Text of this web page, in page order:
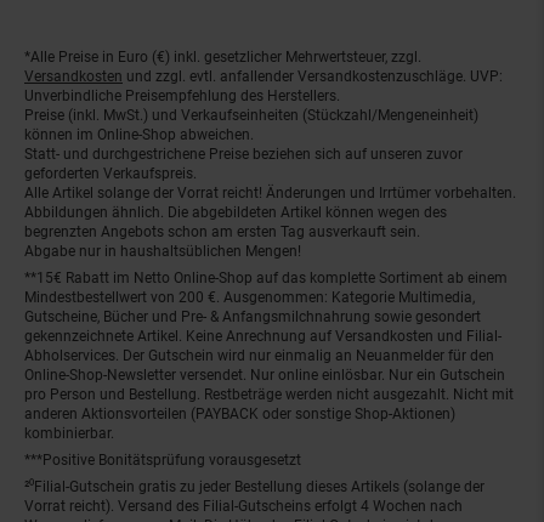
Fußnoten
*Alle Preise in Euro (€) inkl. gesetzlicher Mehrwertsteuer, zzgl.
Versandkosten und zzgl. evtl. anfallender Versandkostenzuschläge. UVP:
Unverbindliche Preisempfehlung des Herstellers.
Preise (inkl. MwSt.) und Verkaufseinheiten (Stückzahl/Mengeneinheit)
können im Online-Shop abweichen.
Statt- und durchgestrichene Preise beziehen sich auf unseren zuvor
geforderten Verkaufspreis.
Alle Artikel solange der Vorrat reicht! Änderungen und Irrtümer vorbehalten.
Abbildungen ähnlich. Die abgebildeten Artikel können wegen des
begrenzten Angebots schon am ersten Tag ausverkauft sein.
Abgabe nur in haushaltsüblichen Mengen!
**15€ Rabatt im Netto Online-Shop auf das komplette Sortiment ab einem
Mindestbestellwert von 200 €. Ausgenommen: Kategorie Multimedia,
Gutscheine, Bücher und Pre- & Anfangsmilchnahrung sowie gesondert
gekennzeichnete Artikel. Keine Anrechnung auf Versandkosten und Filial-
Abholservices. Der Gutschein wird nur einmalig an Neuanmelder für den
Online-Shop-Newsletter versendet. Nur online einlösbar. Nur ein Gutschein
pro Person und Bestellung. Restbeträge werden nicht ausgezahlt. Nicht mit
anderen Aktionsvorteilen (PAYBACK oder sonstige Shop-Aktionen)
kombinierbar.
***Positive Bonitätsprüfung vorausgesetzt
²⁰Filial-Gutschein gratis zu jeder Bestellung dieses Artikels (solange der
Vorrat reicht). Versand des Filial-Gutscheins erfolgt 4 Wochen nach